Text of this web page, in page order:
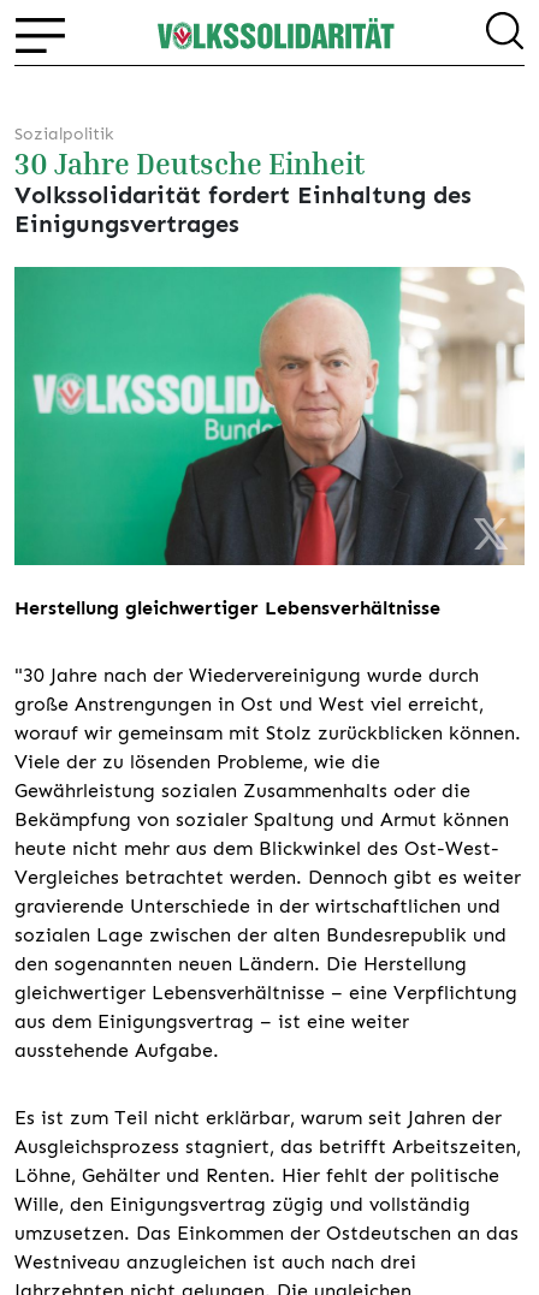
Sozialpolitik
30 Jahre Deutsche Einheit
Volkssolidarität fordert Einhaltung des
Einigungsvertrages
Herstellung gleichwertiger Lebensverhältnisse
"30 Jahre nach der Wiedervereinigung wurde durch
große Anstrengungen in Ost und West viel erreicht,
worauf wir gemeinsam mit Stolz zurückblicken können.
Viele der zu lösenden Probleme, wie die
Gewährleistung sozialen Zusammenhalts oder die
Bekämpfung von sozialer Spaltung und Armut können
heute nicht mehr aus dem Blickwinkel des Ost-West-
Vergleiches betrachtet werden. Dennoch gibt es weiter
gravierende Unterschiede in der wirtschaftlichen und
sozialen Lage zwischen der alten Bundesrepublik und
den sogenannten neuen Ländern. Die Herstellung
gleichwertiger Lebensverhältnisse – eine Verpflichtung
aus dem Einigungsvertrag – ist eine weiter
ausstehende Aufgabe.
Es ist zum Teil nicht erklärbar, warum seit Jahren der
Ausgleichsprozess stagniert, das betrifft Arbeitszeiten,
Löhne, Gehälter und Renten. Hier fehlt der politische
Wille, den Einigungsvertrag zügig und vollständig
umzusetzen. Das Einkommen der Ostdeutschen an das
Westniveau anzugleichen ist auch nach drei